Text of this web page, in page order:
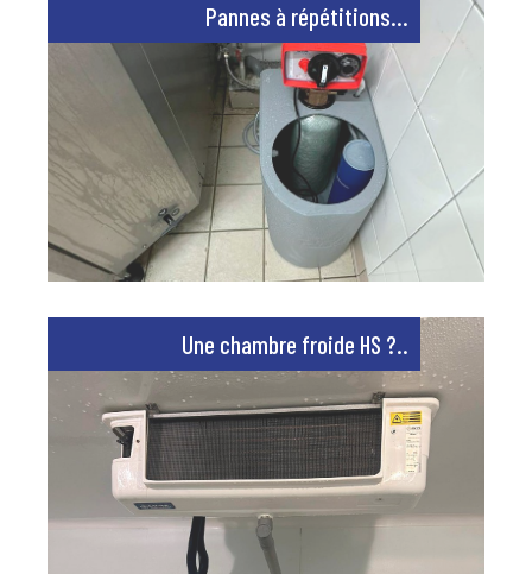
Pannes à répétitions...
Une chambre froide HS ?..